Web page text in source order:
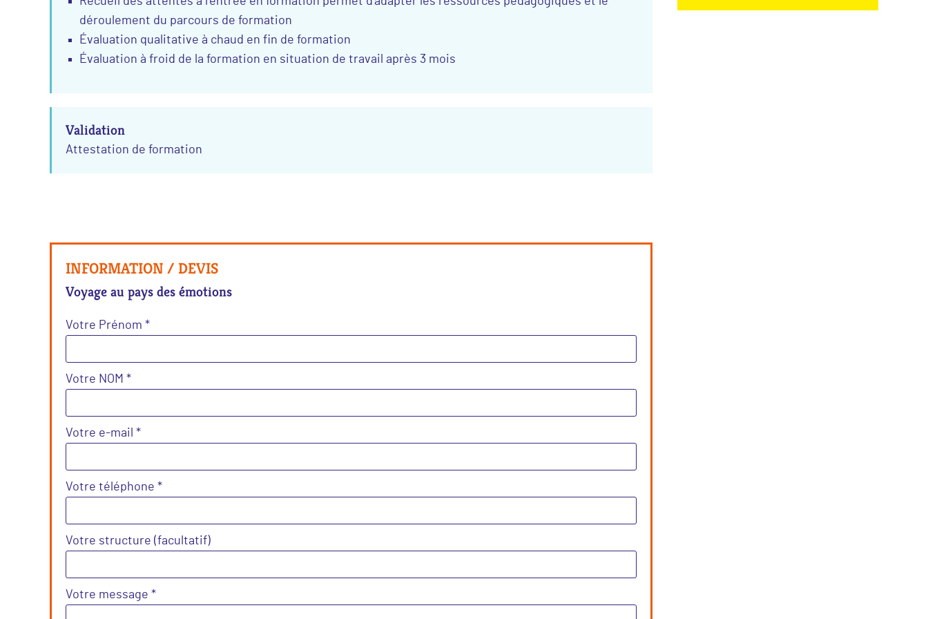
déroulement du parcours de formation
Évaluation qualitative à chaud en fin de formation
Évaluation à froid de la formation en situation de travail après 3 mois
Validation
Attestation de formation
INFORMATION / DEVIS
Voyage au pays des émotions
Votre Prénom *
Votre NOM *
Votre e-mail *
Votre téléphone *
Votre structure (facultatif)
Votre message *